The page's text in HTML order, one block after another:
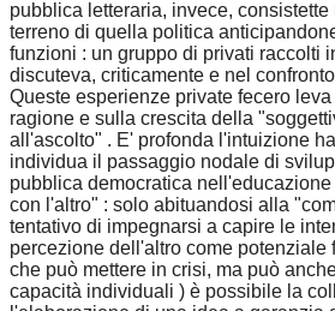
pubblica letteraria, invece, consistette
terreno di quella politica
funzioni : un gruppo di privati raccolti
discuteva, criticamente e nel
Queste esperienze private fecero
ragione e sulla crescita della
all'ascolto" . E' profonda l'intuizione
individua il passaggio nodale di
pubblica democratica
con l'altro" : solo abituandosi alla
tentativo di impegnarsi a capire le
percezione dell'altro come potenziale
che può mettere in crisi, ma può
capacità individuali ) è possibile la